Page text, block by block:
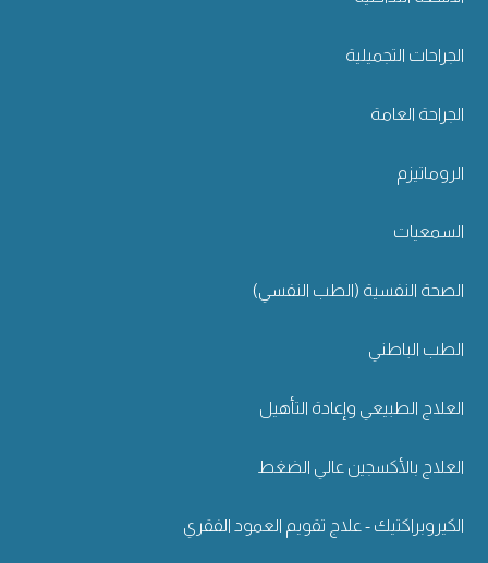
الجراحات التجميلية
الجراحة العامة
الروماتيزم
السمعيات
الصحة النفسية (الطب النفسي)
الطب الباطني
العلاج الطبيعي وإعادة التأهيل
العلاج بالأكسجين عالي الضغط
الكيروبراكتيك - علاج تقويم العمود الفقري